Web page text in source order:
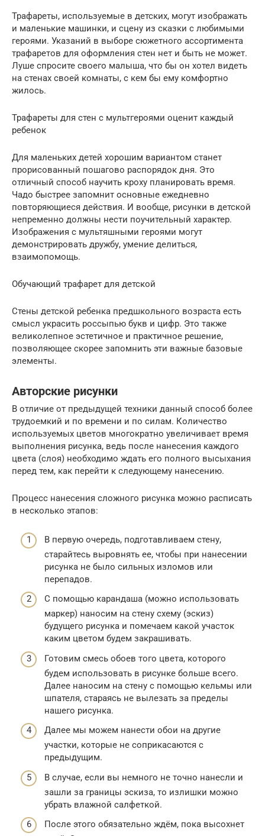
Трафареты, используемые в детских, могут изображать
и маленькие машинки, и сцену из сказки с любимыми
героями. Указаний в выборе сюжетного ассортимента
трафаретов для оформления стен нет и быть не может.
Луше спросите своего малыша, что бы он хотел видеть
на стенах своей комнаты, с кем бы ему комфортно
жилось.
Трафареты для стен с мультгероями оценит каждый
ребенок
Для маленьких детей хорошим вариантом станет
прорисованный пошагово распорядок дня. Это
отличный способ научить кроху планировать время.
Чадо быстрее запомнит основные ежедневно
повторяющиеся действия. И вообще, рисунки в детской
непременно должны нести поучительный характер.
Изображения с мультяшными героями могут
демонстрировать дружбу, умение делиться,
взаимопомощь.
Обучающий трафарет для детской
Стены детской ребенка предшкольного возраста есть
смысл украсить россыпью букв и цифр. Это также
великолепное эстетичное и практичное решение,
позволяющее скорее запомнить эти важные базовые
элементы.
Авторские рисунки
В отличие от предыдущей техники данный способ более
трудоемкий и по времени и по силам. Количество
используемых цветов многократно увеличивает время
выполнения рисунка, ведь после нанесения каждого
цвета (слоя) необходимо ждать его полного высыхания
перед тем, как перейти к следующему нанесению.
Процесс нанесения сложного рисунка можно расписать
в несколько этапов:
В первую очередь, подготавливаем стену,
старайтесь выровнять ее, чтобы при нанесении
рисунка не было сильных изломов или
перепадов.
С помощью карандаша (можно использовать
маркер) наносим на стену схему (эскиз)
будущего рисунка и помечаем какой участок
каким цветом будем закрашивать.
Готовим смесь обоев того цвета, которого
будем использовать в рисунке больше всего.
Далее наносим на стену с помощью кельмы или
шпателя, стараясь не вылезать за пределы
нашего рисунка.
Далее мы можем нанести обои на другие
участки, которые не соприкасаются с
предыдущим.
В случае, если вы немного не точно нанесли и
зашли за границы эскиза, то излишки можно
убрать влажной салфеткой.
После этого обязательно ждём, пока высохнет